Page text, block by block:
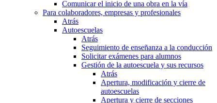
Comunicar el inicio de una obra en la vía
Para colaboradores, empresas y profesionales
Atrás
Autoescuelas
Atrás
Seguimiento de enseñanza a la conducción
Solicitar exámenes para alumnos
Gestión de la autoescuela y sus recursos
Atrás
Apertura, modificación y cierre de
autoescuelas
Apertura y cierre de secciones